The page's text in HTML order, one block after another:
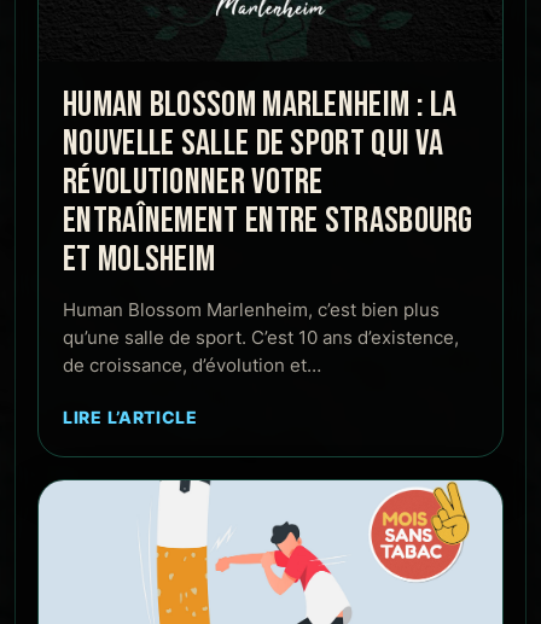
HUMAN BLOSSOM MARLENHEIM : LA
NOUVELLE SALLE DE SPORT QUI VA
RÉVOLUTIONNER VOTRE
ENTRAÎNEMENT ENTRE STRASBOURG
ET MOLSHEIM
Human Blossom Marlenheim, c’est bien plus
qu’une salle de sport. C’est 10 ans d’existence,
de croissance, d’évolution et…
LIRE L’ARTICLE